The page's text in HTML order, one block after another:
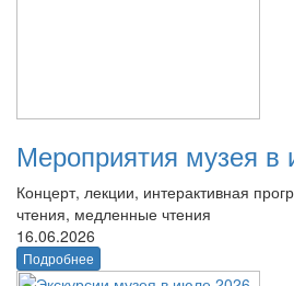
Мероприятия музея в
Концерт, лекции, интерактивная
чтения, медленные чтения
16.06.2026
Подробнее